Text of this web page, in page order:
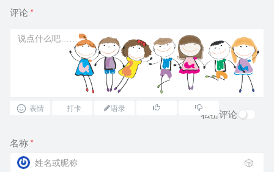
评论 *
表情 打卡 语录
私密评论
名称 *
🎲